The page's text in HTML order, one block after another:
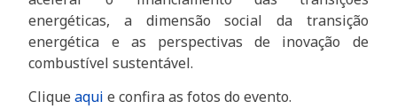
energéticas, a dimensão social da transição
energética e as perspectivas de inovação de
combustível sustentável.
Cliqueaqui e confira as fotos do evento.